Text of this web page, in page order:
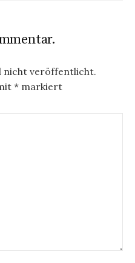
nicht veröffentlicht.
* markiert